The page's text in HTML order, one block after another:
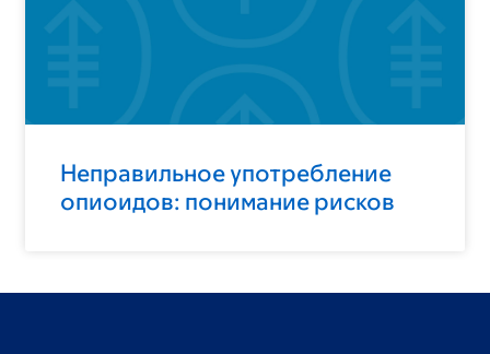
Неправильное употребление
опиоидов: понимание рисков